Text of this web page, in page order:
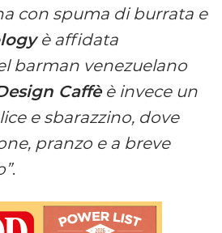
con spuma di burrata e
è affidata
barman venezuelano
Caffèè invece un
e sbarazzino, dove
pranzo e a breve
.